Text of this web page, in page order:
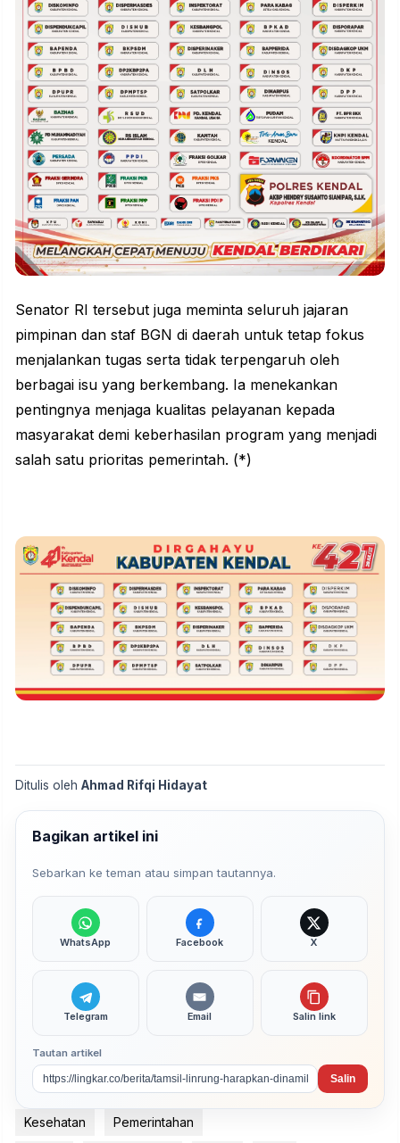
Senator RI tersebut juga meminta seluruh jajaran
pimpinan dan staf BGN di daerah untuk tetap fokus
menjalankan tugas serta tidak terpengaruh oleh
berbagai isu yang berkembang. Ia menekankan
pentingnya menjaga kualitas pelayanan kepada
masyarakat demi keberhasilan program yang menjadi
salah satu prioritas pemerintah. (*)
Ditulis oleh Ahmad Rifqi Hidayat
Bagikan artikel ini
Sebarkan ke teman atau simpan tautannya.
WhatsApp Facebook X
Telegram Email Salin link
Tautan artikel
Salin
Kesehatan Pemerintahan